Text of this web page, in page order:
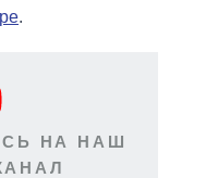
.
НА НАШ